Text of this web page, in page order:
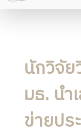
นักวิจั
มธ. นำ
ข่ายปร